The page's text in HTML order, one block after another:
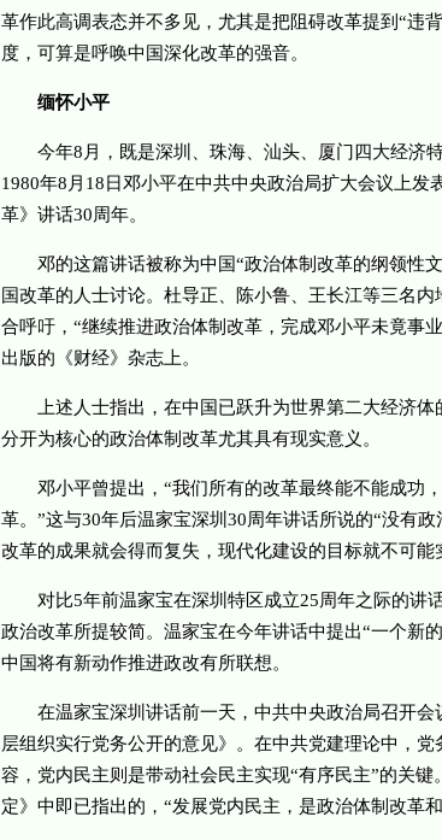
革作此高调表态并不多见，尤其是把阻碍改革提到“违
度，可算是呼唤中国深化改革的强音。
缅怀小平
今年8月，既是深圳、珠海、汕头、厦门四大经济
1980年8月18日邓小平在中共中央政治局扩大会议上发
革》讲话30周年。
邓的这篇讲话被称为中国“政治体制改革的纲领性文
国改革的人士讨论。杜导正、陈小鲁、王长江等三名
合呼吁，“继续推进政治体制改革，完成邓小平未竟事
出版的《财经》杂志上。
上述人士指出，在中国已跃升为世界第二大经济体
分开为核心的政治体制改革尤其具有现实意义。
邓小平曾提出，“我们所有的改革最终能不能成功，
革。”这与30年后温家宝深圳30周年讲话所说的“没有
改革的成果就会得而复失，现代化建设的目标就不可能
对比5年前温家宝在深圳特区成立25周年之际的讲
政治改革所提较简。温家宝在今年讲话中提出“一个新
中国将有新动作推进政改有所联想。
在温家宝深圳讲话前一天，中共中央政治局召开会
层组织实行党务公开的意见》。在中共党建理论中，
容，党内民主则是带动社会民主实现“有序民主”的关
定》中即已指出的，“发展党内民主，是政治体制改革